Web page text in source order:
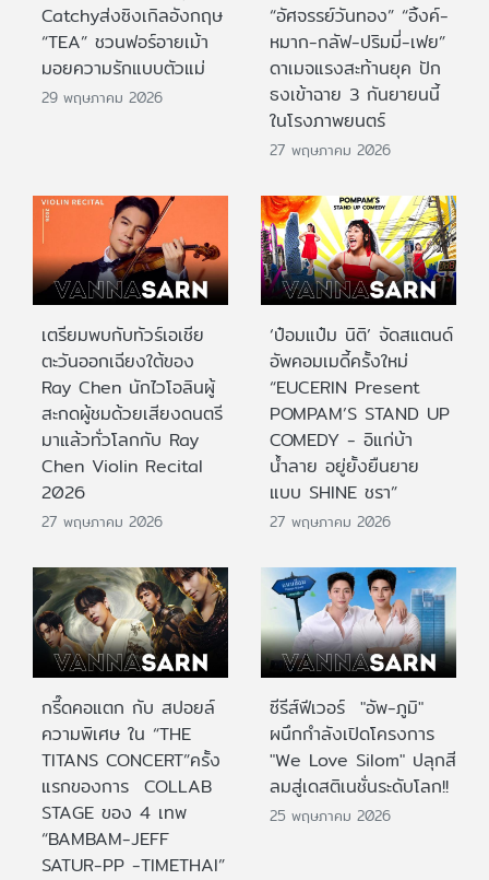
Catchyส่งซิงเกิลอังกฤษ
“TEA” ชวนฟอร์อายเม้า
มอยความรักแบบตัวแม่
29 พฤษภาคม 2026
“อัศจรรย์วันทอง” “อิ้งค์-
หมาก-กลัฟ-ปริมมี่-เฟย”
ดาเมจแรงสะท้านยุค ปัก
ธงเข้าฉาย 3 กันยายนนี้
ในโรงภาพยนตร์
27 พฤษภาคม 2026
เตรียมพบกับทัวร์เอเชีย
ตะวันออกเฉียงใต้ของ
Ray Chen นักไวโอลินผู้
สะกดผู้ชมด้วยเสียงดนตรี
มาแล้วทั่วโลกกับ Ray
Chen Violin Recital
2026
27 พฤษภาคม 2026
‘ป๋อมแป๋ม นิติ’ จัดสแตนด์
อัพคอมเมดี้ครั้งใหม่
“EUCERIN Present
POMPAM’S STAND UP
COMEDY - อิแก่บ้า
น้ำลาย อยู่ยั้งยืนยาย
แบบ SHINE ชรา”
27 พฤษภาคม 2026
กรี๊ดคอแตก กับ สปอยล์
ความพิเศษ ใน “THE
TITANS CONCERT”ครั้ง
แรกของการ COLLAB
STAGE ของ 4 เทพ
“BAMBAM-JEFF
SATUR-PP -TIMETHAI”
ซีรีส์ฟีเวอร์ "อัพ-ภูมิ"
ผนึกกำลังเปิดโครงการ
"We Love Silom" ปลุกสี
ลมสู่เดสติเนชั่นระดับโลก!!
25 พฤษภาคม 2026